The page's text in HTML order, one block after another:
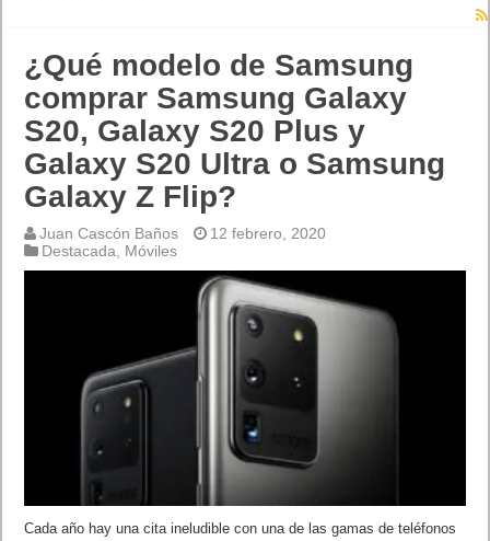
¿Qué modelo de Samsung
comprar Samsung Galaxy
S20, Galaxy S20 Plus y
Galaxy S20 Ultra o Samsung
Galaxy Z Flip?
Juan Cascón Baños
12 febrero, 2020
Destacada
Móviles
Cada año hay una cita ineludible con una de las gamas de teléfonos